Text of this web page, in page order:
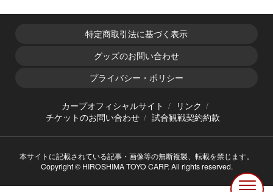
特定商取引法に基づく表示
グッズのお問い合わせ
プライバシー・ポリシー
カープオフィシャルサイト
リンク
チケットのお問い合わせ
試合観戦契約約款
本サイトに記載されている記事・画像等の無断複製、転載を禁じます。
Copyright © HIROSHIMA TOYO CARP. All rights reserved.